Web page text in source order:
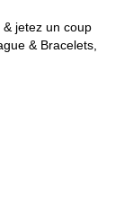
jetez un coup
& Bracelets,